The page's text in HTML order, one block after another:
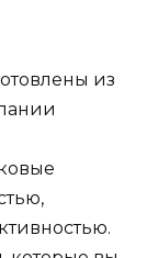
из